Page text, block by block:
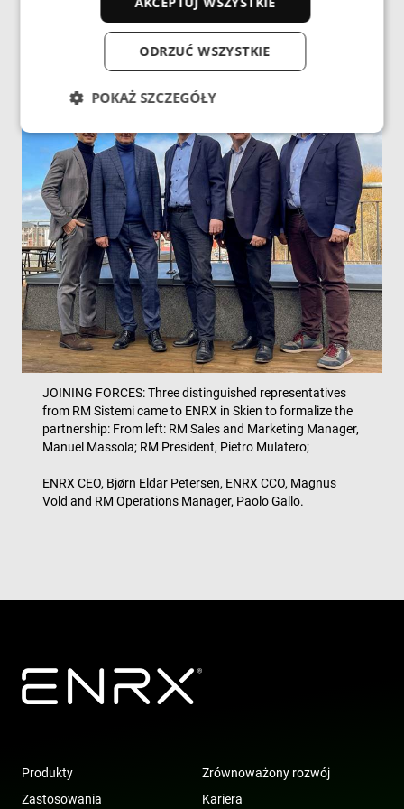
JOINING FORCES: Three distinguished representatives
from RM Sistemi came to ENRX in Skien to formalize the
partnership: From left: RM Sales and Marketing Manager,
Manuel Massola; RM President, Pietro Mulatero;
ENRX CEO, Bjørn Eldar Petersen, ENRX CCO, Magnus
Vold and RM Operations Manager, Paolo Gallo.
Produkty
Zastosowania
Zrównoważony rozwój
Kariera
ODRZUĆ WSZYSTKIE
POKAŻ SZCZEGÓŁY
Niezbędne Wydajność
Targetowanie
Funkcjonalność
Niesklasyfikowane
Niezbędne pliki cookie umożliwiają korzystanie z
podstawowych funkcji strony internetowej, takich
jak logowanie użytkownika i zarządzanie kontem.
Bez niezbędnych plików cookie nie można
prawidłowo korzystać ze strony internetowej.
Nazwa
Dostawca /
Domena
Okres
przechowywania
cf_clearance
Cloudflare,
Inc.
1 rok
CookieScriptConsent